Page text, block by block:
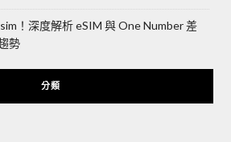
！深度解析 eSIM 與 One Number 差
勢
分類